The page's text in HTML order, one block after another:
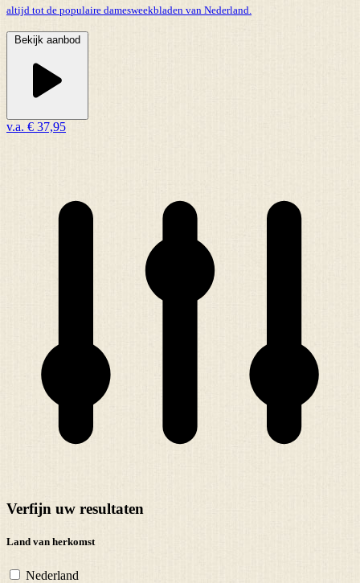
altijd tot de populaire damesweekbladen van Nederland.
Bekijk aanbod
v.a. € 37,95
Verfijn uw resultaten
Land van herkomst
Nederland